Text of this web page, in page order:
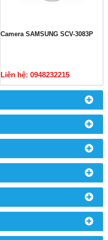
Camera SAMSUNG SCV-3083P
Liên hệ: 0948232215